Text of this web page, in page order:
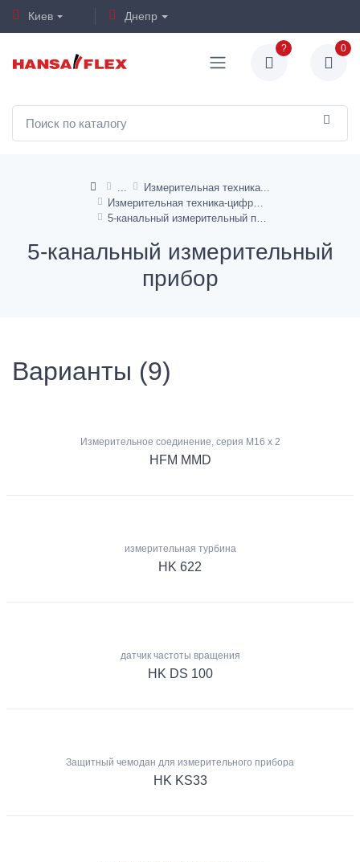
Киев Днепр
? 0
Измерительная техника
5-канальный измерительный
прибор
Варианты (9)
Измерительное соединение, серия M16 x 2
HFM MMD
измерительная турбина
HK 622
датчик частоты вращения
HK DS 100
Защитный чемодан для измерительного прибора
HK KS33